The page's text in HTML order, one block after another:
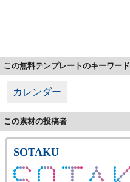
この無料テンプレートのキーワード
カレンダー
この素材の投稿者
SOTAKU